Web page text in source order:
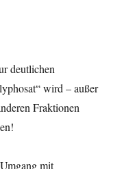
deutlichen
wird – außer
Fraktionen
mit